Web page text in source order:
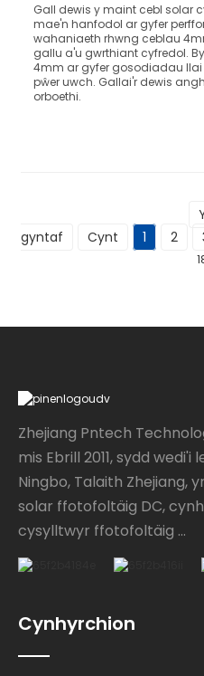
Gall dewis y maint cebl solar
mae'n hanfodol ar gyfer
wahaniaeth rhwng ceblau
gallu a'u gwrthiant cyfredol.
4mm ar gyfer gosodiadau
pŵer uwch. Gallai'r dewis
orboethi.
gyntaf
Cynt 1 2
Zhejiang Pntech
mis Ebrill 2011, sydd wedi'i
Ningbo, Talaith Zhejiang,
solar ffotofoltäig DC,
cysylltwyr ffotofoltäig ...
Cynhyrchion